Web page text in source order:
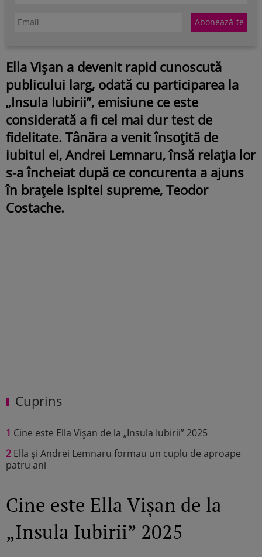
Ella Vișan a devenit rapid cunoscută
publicului larg, odată cu participarea la
„Insula Iubirii”, emisiune ce este
considerată a fi cel mai dur test de
fidelitate. Tânăra a venit însoțită de
iubitul ei, Andrei Lemnaru, însă relația lor
s-a încheiat după ce concurenta a ajuns
în brațele ispitei supreme, Teodor
Costache.
Cuprins
1 Cine este Ella Vișan de la „Insula Iubirii” 2025
2 Ella și Andrei Lemnaru formau un cuplu de aproape
patru ani
Cine este Ella Vișan de la
„Insula Iubirii” 2025